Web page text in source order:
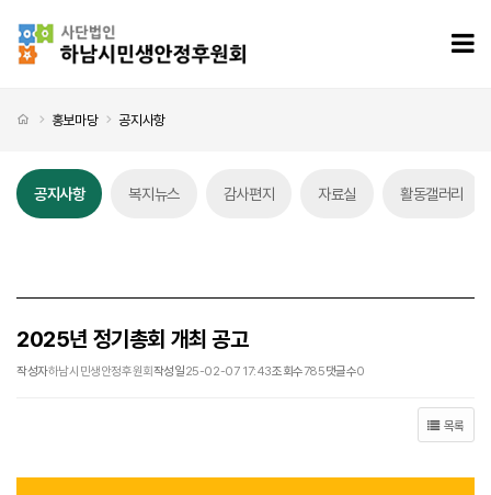
처음으로
홍보마당 공지사항
공지사항 복지뉴스 감사편지 자료실 활동갤러리
2025년 정기총회 개최 공고
작성자하남시민생안정후원회작성일25-02-07 17:43조회수785댓글수0
목록